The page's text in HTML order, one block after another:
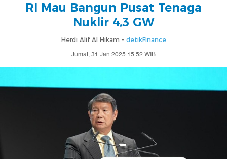
RI Mau Bangun Pusat Tenaga
Nuklir 4,3 GW
Herdi Alif Al Hikam - detikFinance
Jumat, 31 Jan 2025 15:52 WIB